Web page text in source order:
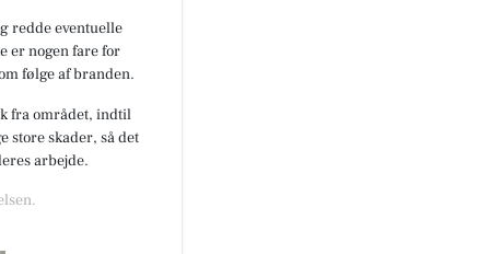
redde eventuelle
er nogen fare for
følge af branden.
fra området, indtil
store skader, så det
arbejde.